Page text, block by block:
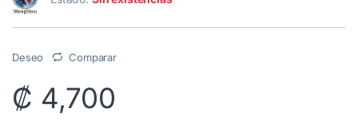
Deseo Comparar
₡ 4,700